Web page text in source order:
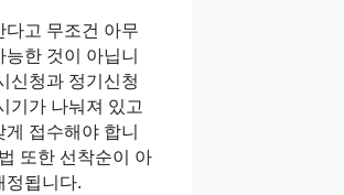
다고 무조건 아무
한 것이 아닙니
신청과 정기신청
기가 나눠져 있고
접수해야 합니
또한 선착순이 아
정됩니다.